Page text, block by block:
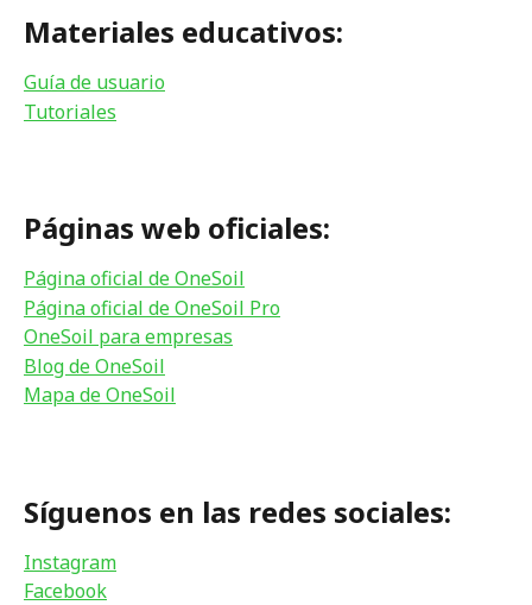
Materiales educativos:
Guía de usuario
Tutoriales
Páginas web oficiales:
Página oficial de OneSoil
Página oficial de OneSoil Pro
OneSoil para empresas
Blog de OneSoil
Mapa de OneSoil
Síguenos en las redes sociales:
Instagram
Facebook